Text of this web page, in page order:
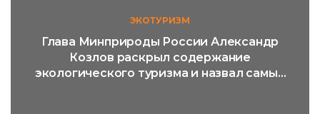
ЭКОТУРИЗМ
Глава Минприроды России Александр
Козлов раскрыл содержание
экологического туризма и назвал самый